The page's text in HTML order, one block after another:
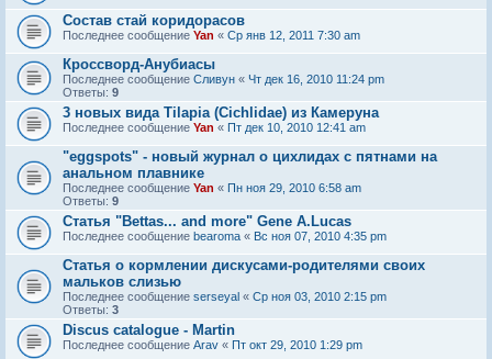
Состав стай коридорасов
Последнее сообщение Yan « Ср янв 12, 2011 7:30 am
Кроссворд-Анубиасы
Последнее сообщение Сливун « Чт дек 16, 2010 11:24 pm
Ответы: 9
3 новых вида Tilapia (Cichlidae) из Камеруна
Последнее сообщение Yan « Пт дек 10, 2010 12:41 am
"eggspots" - новый журнал о цихлидах с пятнами на
анальном плавнике
Последнее сообщение Yan « Пн ноя 29, 2010 6:58 am
Ответы: 9
Статья "Bettas... and more" Gene A.Lucas
Последнее сообщение bearoma « Вс ноя 07, 2010 4:35 pm
Статья о кормлении дискусами-родителями своих
мальков слизью
Последнее сообщение serseyal « Ср ноя 03, 2010 2:15 pm
Ответы: 3
Discus catalogue - Martin
Последнее сообщение Arav « Пт окт 29, 2010 1:29 pm